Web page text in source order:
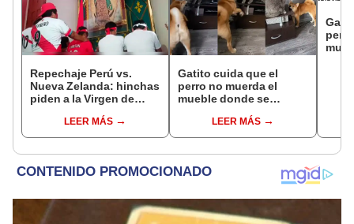
Repechaje Perú vs.
Nueva Zelanda: hinchas
piden a la Virgen de
peruano [VIDEO]
LEER MÁS
Gatito cuida que el
perro no muerda el
mueble donde se
LEER MÁS